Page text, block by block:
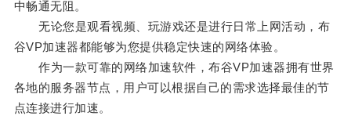
中畅通无阻。
无论您是观看视频、玩游戏还是进行日常上网活动，布
谷VP加速器都能够为您提供稳定快速的网络体验。
作为一款可靠的网络加速软件，布谷VP加速器拥有世界
各地的服务器节点，用户可以根据自己的需求选择最佳的节
点连接进行加速。